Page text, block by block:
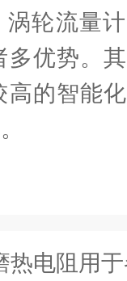
流量计
优势。
高的智能
阻用于各种需要